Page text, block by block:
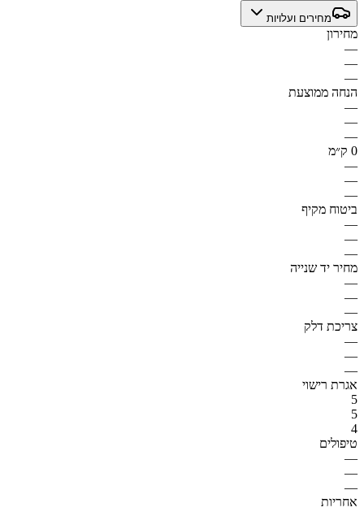
מחירים ועלויות
מחירון
—
—
—
הנחה ממוצעת
—
—
—
0 ק״מ
—
—
—
ביטוח מקיף
—
—
—
מחיר יד שנייה
—
—
—
צריכת דלק
—
—
—
אגרת רישוי
5
5
4
טיפולים
—
—
—
אחריות